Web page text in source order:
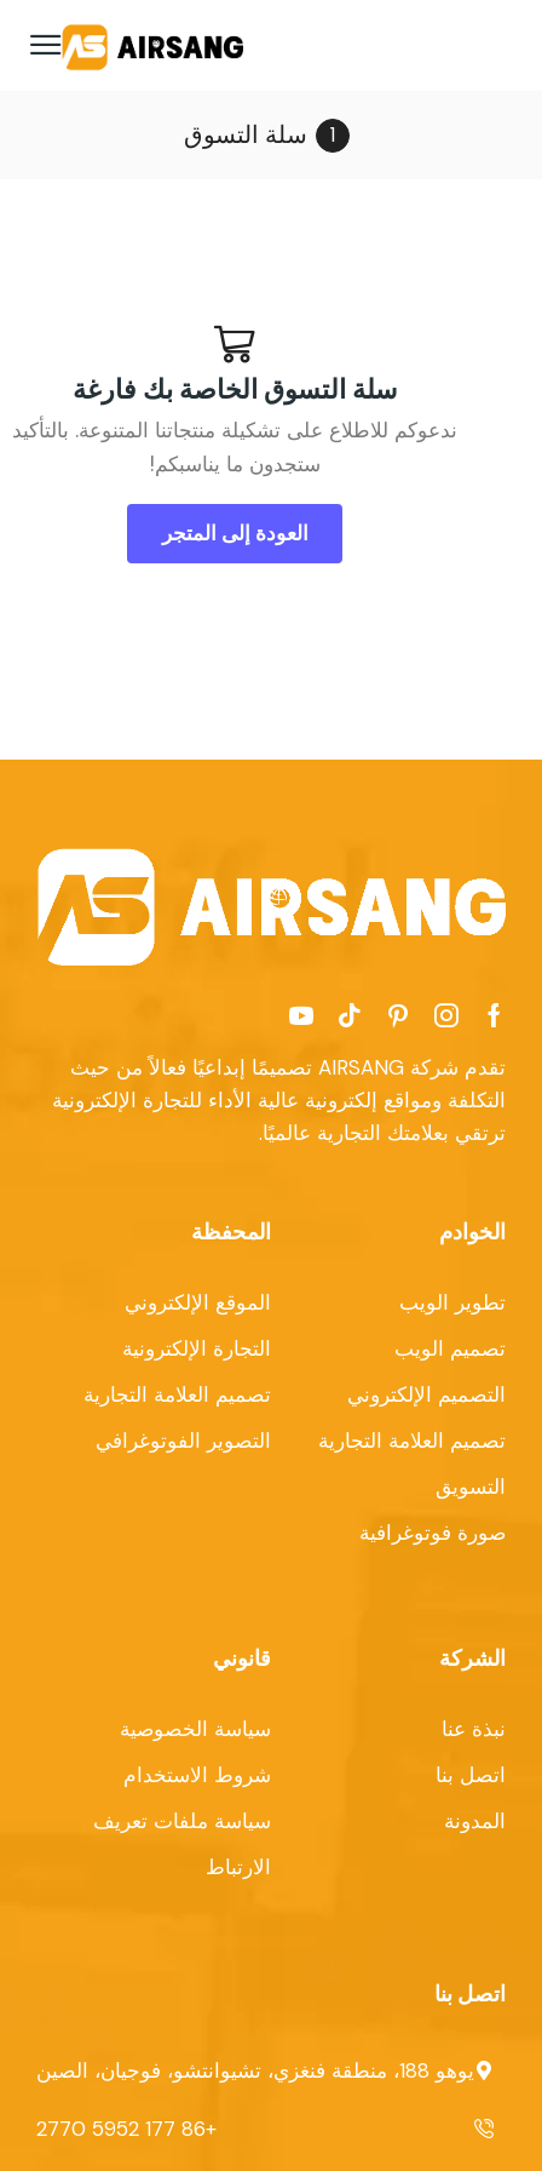
سلة التسوق
سلة التسوق الخاصة بك فارغة
ندعوكم للاطلاع على تشكيلة منتجاتنا المتنوعة. بالتأكيد
ستجدون ما يناسبكم!
العودة إلى المتجر
تقدم شركة AIRSANG تصميمًا إبداعيًا فعالاً من حيث
التكلفة ومواقع إلكترونية عالية الأداء للتجارة الإلكترونية
ترتقي بعلامتك التجارية عالميًا.
الخوادم
تطوير الويب
تصميم الويب
التصميم الإلكتروني
تصميم العلامة التجارية
التسويق
صورة فوتوغرافية
المحفظة
الموقع الإلكتروني
التجارة الإلكترونية
تصميم العلامة التجارية
التصوير الفوتوغرافي
الشركة
نبذة عنا
اتصل بنا
المدونة
قانوني
سياسة الخصوصية
شروط الاستخدام
سياسة ملفات تعريف
الارتباط
اتصل بنا
يوهو 188، منطقة فنغزي، تشيوانتشو، فوجيان، الصين
+86 177 5952 2770